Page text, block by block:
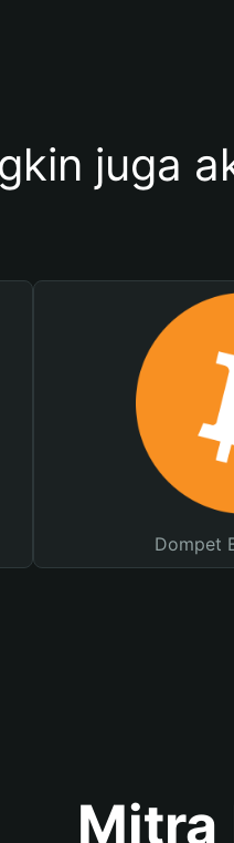
juga
Dompet
Mitra